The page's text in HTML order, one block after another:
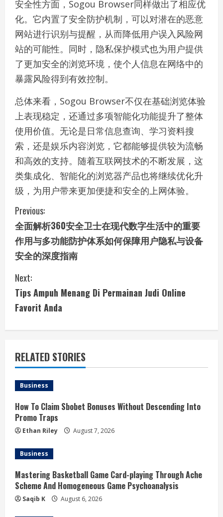
安全性方面，Sogou Browser同样做出了相应优
化。它内置了安全防护机制，可以对潜在的恶意
网站进行识别与提醒，从而降低用户误入风险网
站的可能性。同时，隐私保护模式也为用户提供
了更加安全的浏览环境，使个人信息在网络中的
暴露风险得到有效控制。
总体来看，Sogou Browser不仅在基础浏览体验
上表现稳定，还通过多项智能化功能提升了整体
使用价值。无论是日常信息查询、学习资料搜
索，还是娱乐内容浏览，它都能够提供较为流畅
和高效的支持。随着互联网技术的不断发展，这
类集成化、智能化的浏览器产品也将继续优化升
级，为用户带来更加便捷和安全的上网体验。
C
o
n
t
i
n
u
e
R
e
a
d
i
n
g
Previous:
全面解析360安全卫士在现代数字生活中的重要
作用与多功能防护体系如何保障用户隐私与设备
安全的深度指南
Next:
Tips Ampuh Menang Di Permainan Judi Online
Favorit Anda
RELATED STORIES
Business
How To Claim Sbobet Bonuses Without Descending Into
Promo Traps
Ethan Riley August 7, 2026
Business
Mastering Basketball Game Card-playing Through Ache
Scheme And Homogeneous Game Psychoanalysis
Saqib K August 6, 2026